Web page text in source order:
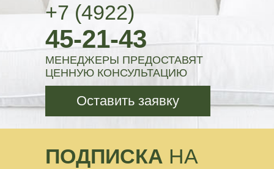
+7 (4922)
45-21-43
МЕНЕДЖЕРЫ ПРЕДОСТАВЯТ
ЦЕННУЮ КОНСУЛЬТАЦИЮ
Оставить заявку
ПОДПИСКА НА